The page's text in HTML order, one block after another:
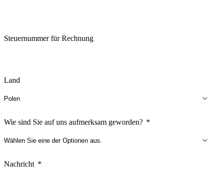
Steuernummer für Rechnung
Land
Wie sind Sie auf uns aufmerksam geworden?
Nachricht